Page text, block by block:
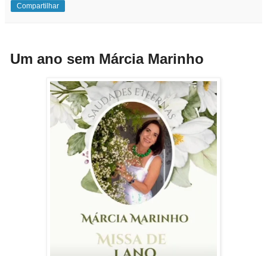
Compartilhar
Um ano sem Márcia Marinho